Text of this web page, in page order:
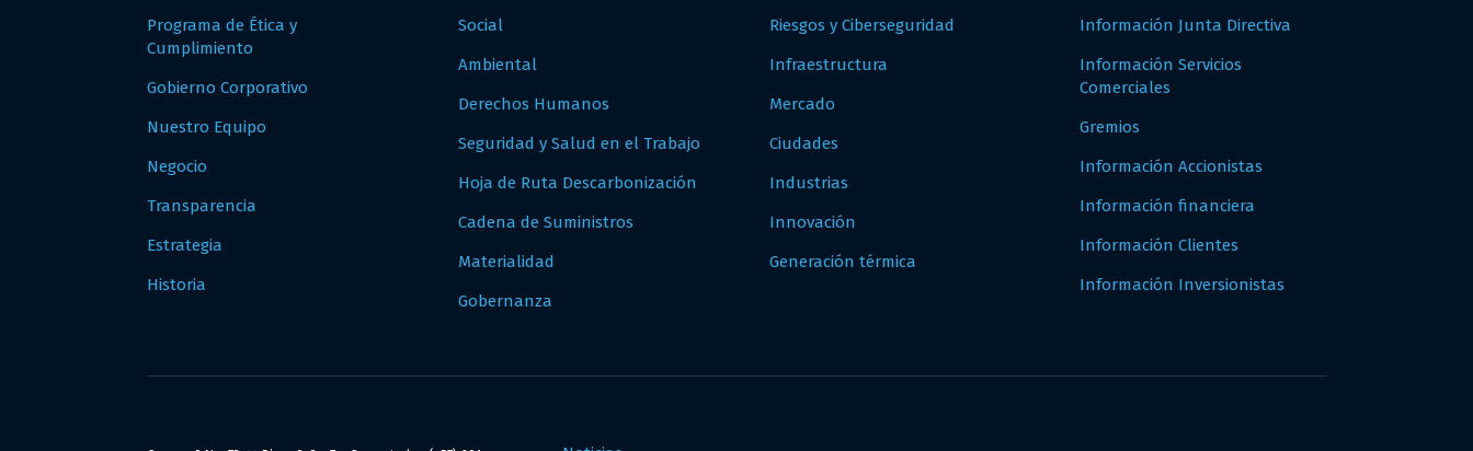
Programa de Ética y
Cumplimiento
Gobierno Corporativo
Nuestro Equipo
Negocio
Transparencia
Estrategia
Historia
Social
Ambiental
Derechos Humanos
Seguridad y Salud en el Trabajo
Hoja de Ruta Descarbonización
Cadena de Suministros
Materialidad
Gobernanza
Riesgos y Ciberseguridad
Infraestructura
Mercado
Ciudades
Industrias
Innovación
Generación térmica
Información Junta Directiva
Información Servicios
Comerciales
Gremios
Información Accionistas
Información financiera
Información Clientes
Información Inversionistas